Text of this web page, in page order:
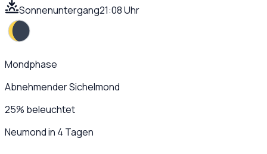
Sonnenuntergang21:08 Uhr
Mondphase
Abnehmender Sichelmond
25% beleuchtet
Neumond in 4 Tagen